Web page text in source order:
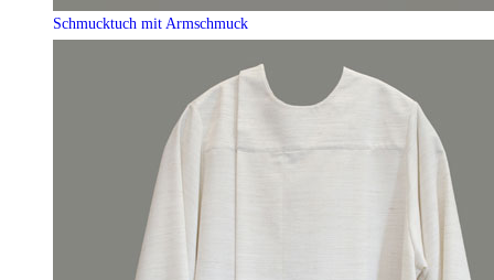
Schmucktuch mit Armschmuck